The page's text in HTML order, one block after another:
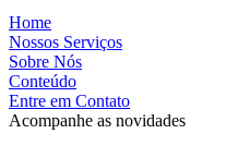
Home
Nossos Serviços
Sobre Nós
Conteúdo
Entre em Contato
Acompanhe as novidades